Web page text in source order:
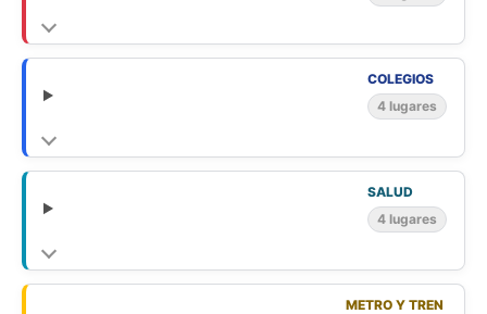
COLEGIOS
4 lugares
SALUD
4 lugares
METRO Y TREN